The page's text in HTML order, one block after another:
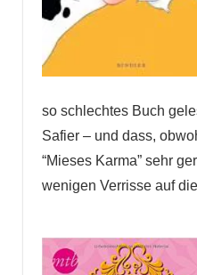
so schlechtes Buch
Safier – und dass,
“Mieses Karma” sehr
wenigen Verrisse auf